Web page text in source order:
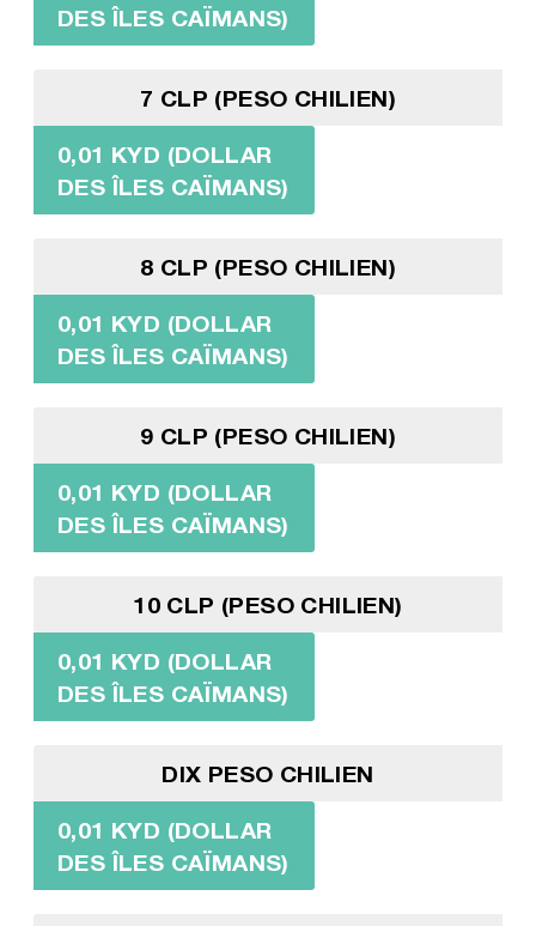
DES ÎLES CAÏMANS)
7 CLP (PESO CHILIEN)
0,01 KYD (DOLLAR
DES ÎLES CAÏMANS)
8 CLP (PESO CHILIEN)
0,01 KYD (DOLLAR
DES ÎLES CAÏMANS)
9 CLP (PESO CHILIEN)
0,01 KYD (DOLLAR
DES ÎLES CAÏMANS)
10 CLP (PESO CHILIEN)
0,01 KYD (DOLLAR
DES ÎLES CAÏMANS)
DIX PESO CHILIEN
0,01 KYD (DOLLAR
DES ÎLES CAÏMANS)